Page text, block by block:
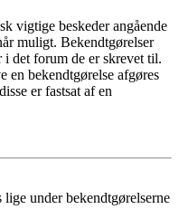
vigtige beskeder angående
muligt. Bekendtgørelser
i det forum de er skrevet til.
en bekendtgørelse afgøres
er fastsat af en
under bekendtgørelserne